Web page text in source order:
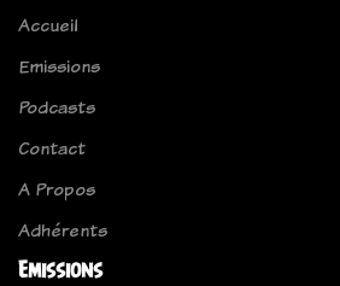
Accueil
Emissions
Podcasts
Contact
A Propos
Adhérents
Emissions